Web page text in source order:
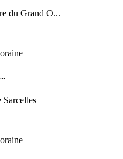
du Grand O...